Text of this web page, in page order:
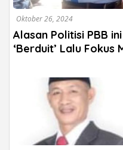
Oktober 26, 2024
Alasan Politisi PBB
‘Berduit’ Lalu Fokus